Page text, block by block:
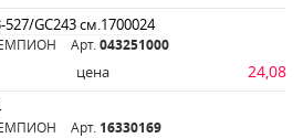
GC243 см.1700024
Арт. 043251000
цена 24,08
Арт. 16330169